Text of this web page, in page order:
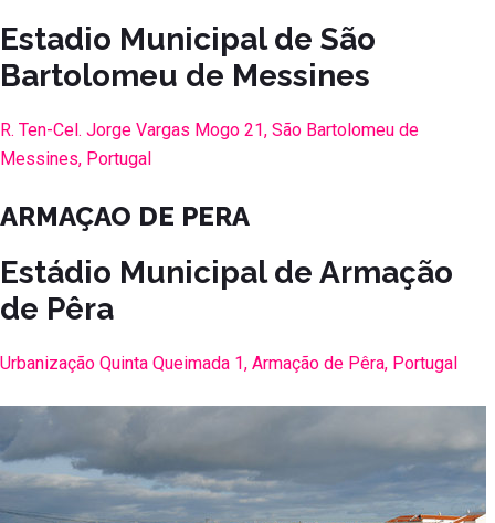
Estadio Municipal de São
Bartolomeu de Messines
R. Ten-Cel. Jorge Vargas Mogo 21, São Bartolomeu de
Messines, Portugal
ARMAÇAO DE PERA
Estádio Municipal de Armação
de Pêra
Urbanização Quinta Queimada 1, Armação de Pêra, Portugal